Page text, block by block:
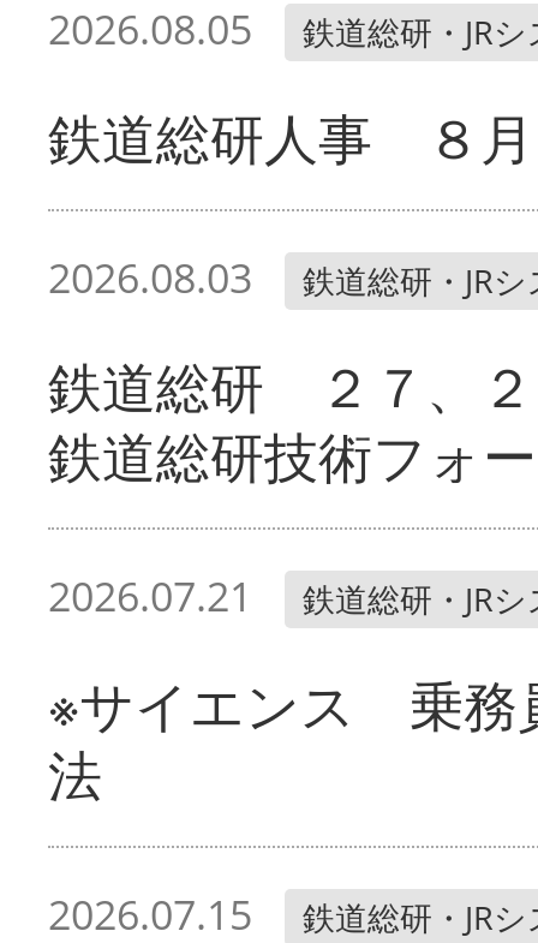
2026.08.05 鉄道総研・JR
鉄道総研人事 ８
2026.08.03 鉄道総研・JR
鉄道総研 ２７、
鉄道総研技術フォ
2026.07.21 鉄道総研・JR
※サイエンス 乗務
法
2026.07.15 鉄道総研・JR